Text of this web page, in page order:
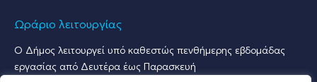
Ωράριο λειτουργίας
Ο Δήμος λειτουργεί υπό καθεστώς πενθήμερης εβδομάδας
εργασίας από Δευτέρα έως Παρασκευή